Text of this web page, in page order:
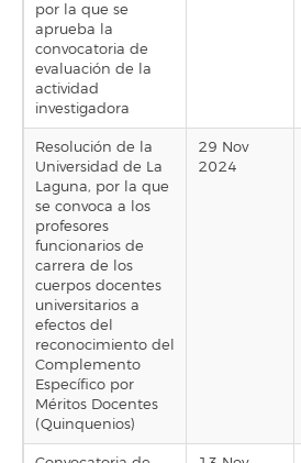
por la que se
aprueba la
convocatoria de
evaluación de la
actividad
investigadora
Resolución de la
Universidad de La
Laguna, por la que
se convoca a los
profesores
funcionarios de
carrera de los
cuerpos docentes
universitarios a
efectos del
reconocimiento del
Complemento
Específico por
Méritos Docentes
(Quinquenios)
29 Nov
2024